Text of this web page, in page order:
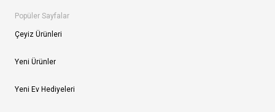
Popüler Sayfalar
Çeyiz Ürünleri
Yeni Ürünler
Yeni Ev Hediyeleri